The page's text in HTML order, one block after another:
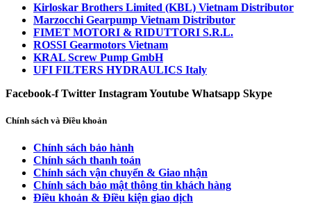
Kirloskar Brothers Limited (KBL) Vietnam Distributor
Marzocchi Gearpump Vietnam Distributor
FIMET MOTORI & RIDUTTORI S.R.L.
ROSSI Gearmotors Vietnam
KRAL Screw Pump GmbH
UFI FILTERS HYDRAULICS Italy
Facebook-f Twitter InstagramYoutube Whatsapp Skype
Chính sách và Điều khoản
Chính sách bảo hành
Chính sách thanh toán
Chính sách vận chuyển & Giao nhận
Chính sách bảo mật thông tin khách hàng
Điều khoản & Điều kiện giao dịch